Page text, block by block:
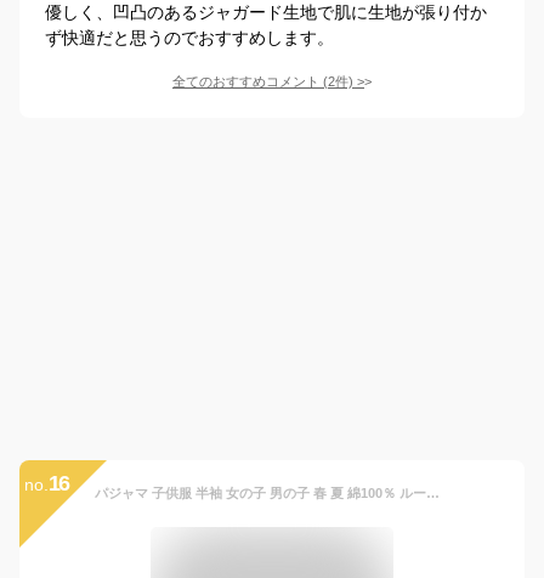
優しく、凹凸のあるジャガード生地で肌に生地が張り付か
ず快適だと思うのでおすすめします。
全てのおすすめコメント (2件) >
no. 16 パジャマ 子供服 半袖 女の子 男の子 春 夏 綿100％ ルームウェア お揃い コットン100% ナイトウェア 部屋着 肌着 インナー 通気性 韓国子ども服 90cm 100cm 110cm キッズパジャマ